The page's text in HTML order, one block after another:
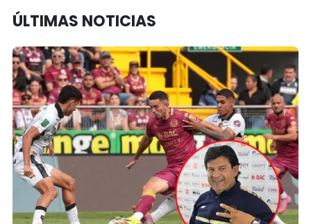
ÚLTIMAS NOTICIAS